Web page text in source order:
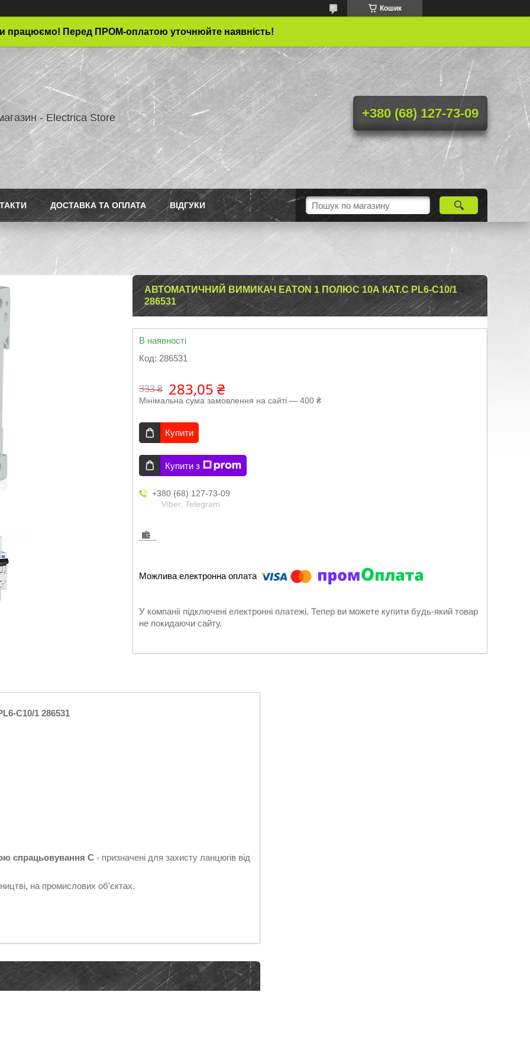
Кошик
працюємо! Перед ПРОМ-оплатою уточнюйте наявність!
- Electrica Store +380 (68) 127-73-09
ДОСТАВКА ТА ОПЛАТА ВІДГУКИ
АВТОМАТИЧНИЙ ВИМИКАЧ EATON 1 ПОЛЮС 10А КАТ.C PL6-C10/1
286531
В наявності
Код: 286531
333 ₴ 283,05 ₴
Мінімальна сума замовлення на сайті — 400 ₴
Купити
Купити з
+380 (68) 127-73-09
Viber, Telegram
У компанії підключені електронні платежі. Тепер ви можете купити будь-який товар
не покидаючи сайту.
C10/1 286531
спрацьовування C - призначені для захисту ланцюгів від
на промислових об'єктах.